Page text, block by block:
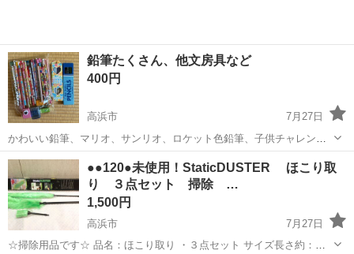
鉛筆たくさん、他文房具など
400円
高浜市
7月27日
かわいい鉛筆、マリオ、サンリオ、ロケット色鉛筆、子供チャレンジ
などなど 古めの鉛筆も含まれます。 全部で50本位あるかと思いま
す。 他鉛筆削り、消しゴムなどまとめてお願いいたします
愛知 高浜市 生活雑貨
●●120●未使用！StaticDUSTER ほこり取
り ３点セット 掃除 …
1,500円
高浜市
7月27日
☆掃除用品です☆ 品名：ほこり取り ・３点セット サイズ長さ約：大